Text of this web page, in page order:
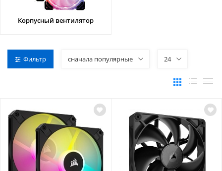
Корпусный вентилятор
Фильтр сначала популярные 24